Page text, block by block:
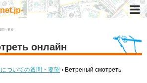
問・要望
онлайн
ついての質問・要望 › Ветреный смотреть